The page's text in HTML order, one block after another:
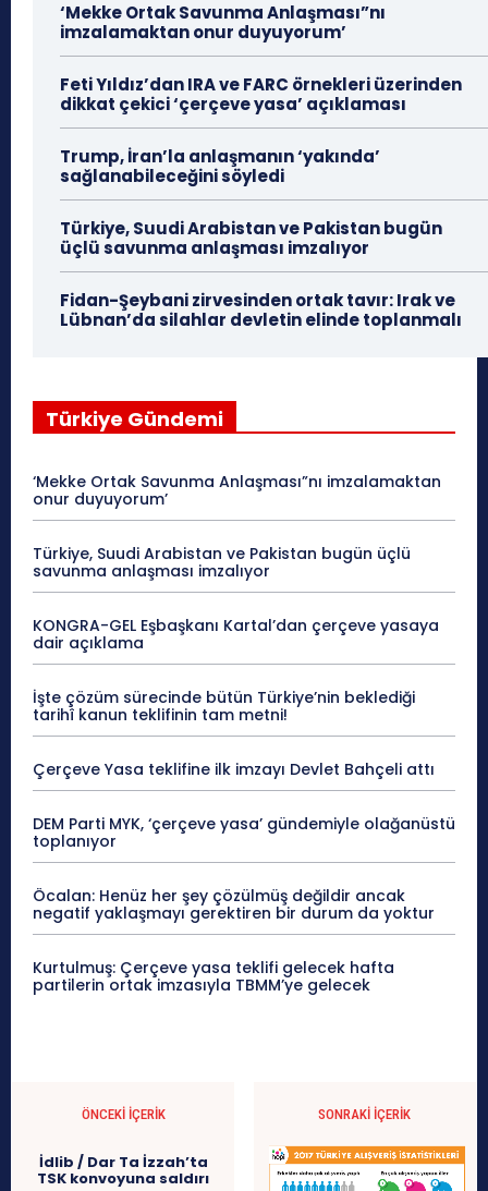
‘Mekke Ortak Savunma Anlaşması”nı
imzalamaktan onur duyuyorum’
Feti Yıldız’dan IRA ve FARC örnekleri üzerinden
dikkat çekici ‘çerçeve yasa’ açıklaması
Trump, İran’la anlaşmanın ‘yakında’
sağlanabileceğini söyledi
Türkiye, Suudi Arabistan ve Pakistan bugün
üçlü savunma anlaşması imzalıyor
Fidan-Şeybani zirvesinden ortak tavır: Irak ve
Lübnan’da silahlar devletin elinde toplanmalı
Türkiye Gündemi
‘Mekke Ortak Savunma Anlaşması”nı imzalamaktan
onur duyuyorum’
Türkiye, Suudi Arabistan ve Pakistan bugün üçlü
savunma anlaşması imzalıyor
KONGRA-GEL Eşbaşkanı Kartal’dan çerçeve yasaya
dair açıklama
İşte çözüm sürecinde bütün Türkiye’nin beklediği
tarihî kanun teklifinin tam metni!
Çerçeve Yasa teklifine ilk imzayı Devlet Bahçeli attı
DEM Parti MYK, ‘çerçeve yasa’ gündemiyle olağanüstü
toplanıyor
Öcalan: Henüz her şey çözülmüş değildir ancak
negatif yaklaşmayı gerektiren bir durum da yoktur
Kurtulmuş: Çerçeve yasa teklifi gelecek hafta
partilerin ortak imzasıyla TBMM’ye gelecek
ÖNCEKI İÇERIK
İdlib / Dar Ta İzzah’ta
TSK konvoyuna saldırı
SONRAKI İÇERIK